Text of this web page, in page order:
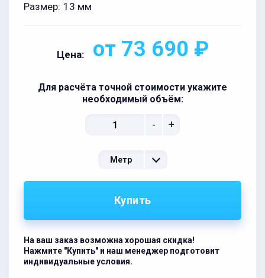
Размер: 13 мм
Цена: от 73 690 ₽
Для расчёта точной стоимости укажите
необходимый объём:
- +
Метр
Купить
На ваш заказ возможна хорошая скидка!
Нажмите "Купить" и наш менеджер подготовит
индивидуальные условия.